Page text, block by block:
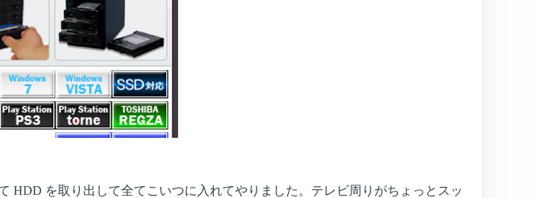
HDD を取り出して全てこいつに入れてやりました。テレビ周りがちょっとスッ